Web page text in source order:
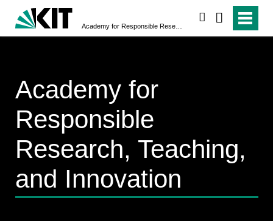
Academy for
Responsible
Research, Teaching,
and Innovation